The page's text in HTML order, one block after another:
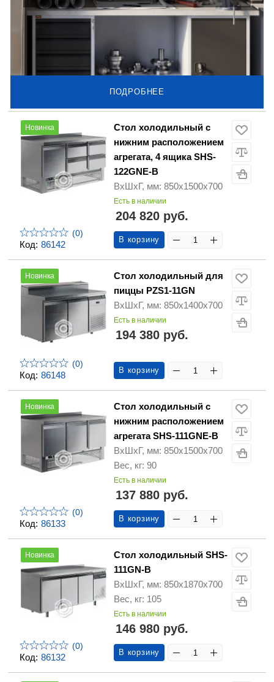
ПОДРОБНЕЕ
Код: 86142
Новинка
(0)
Стол холодильный с
нижним расположением
агрегата, 4 ящика SHS-
122GNE-B
ВхШхГ, мм: 850х1500х700
Есть в наличии
204 820 руб.
В корзину
Код: 86148
Новинка
(0)
Стол холодильный для
пиццы PZS1-11GN
ВхШхГ, мм: 850х1400х700
Есть в наличии
194 380 руб.
В корзину
Код: 86133
Новинка
(0)
Стол холодильный с
нижним расположением
агрегата SHS-111GNE-B
ВхШхГ, мм: 850х1500х700
Вес, кг: 90
Есть в наличии
137 880 руб.
В корзину
Код: 86132
Новинка
(0)
Стол холодильный SHS-
111GN-B
ВхШхГ, мм: 850х1870х700
Вес, кг: 105
Есть в наличии
146 980 руб.
В корзину